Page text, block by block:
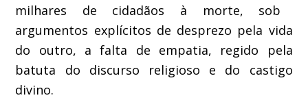
milhares de cidadãos à morte, sob
argumentos explícitos de desprezo pela vida
do outro, a falta de empatia, regido pela
batuta do discurso religioso e do castigo
divino.